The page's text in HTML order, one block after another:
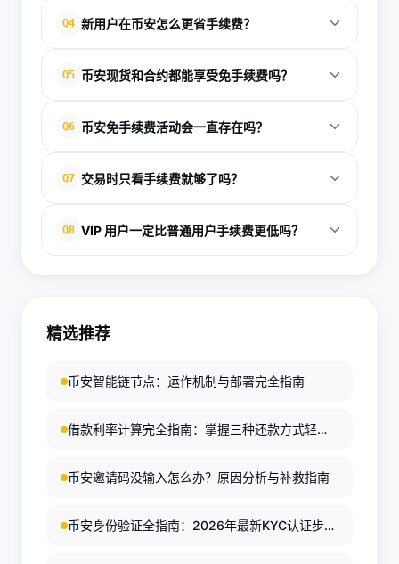
能显著降低交易手续费。
Q4 新用户在币安怎么更省手续费？
费交易对，并尽早开启 BNB 抵扣。
Q5 币安现货和合约都能享受免手续费吗？
适用条件并不一样，需要分别查看。
Q6 币安免手续费活动会一直存在吗？
率通常会恢复原状。
Q7 交易时只看手续费就够了吗？
成本，才能判断整体是否真的省钱。
Q8 VIP 用户一定比普通用户手续费更低吗？
精选推荐
币安智能链节点：运作机制与部署完全指南
借款利率计算完全指南：掌握三种还款方式轻松
币安邀请码没输入怎么办？原因分析与补救指南
币安身份验证全指南：2026年最新KYC认证步骤